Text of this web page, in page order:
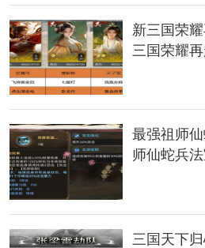
击烹饪即可。
新三国荣
三国荣耀
最强祖师
师仙蛇兵
三国天下